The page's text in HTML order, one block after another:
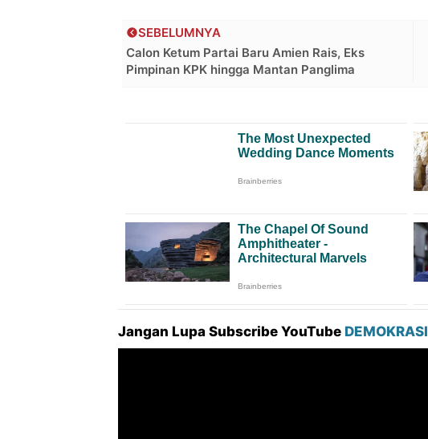
SEBELUMNYA
Calon Ketum Partai Baru Amien Rais, Eks
Pimpinan KPK hingga Mantan Panglima
Jangan Lupa Subscribe YouTube DEMOKRASI